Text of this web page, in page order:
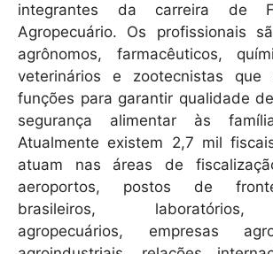
integrantes da carreira de
Agropecuário. Os profissionais
agrônomos, farmacêuticos,
veterinários e zootecnistas que
funções para garantir qualidade
segurança alimentar às
Atualmente existem 2,7 mil
atuam nas áreas de
aeroportos, postos de
brasileiros, laboratórios,
agropecuários, empresas